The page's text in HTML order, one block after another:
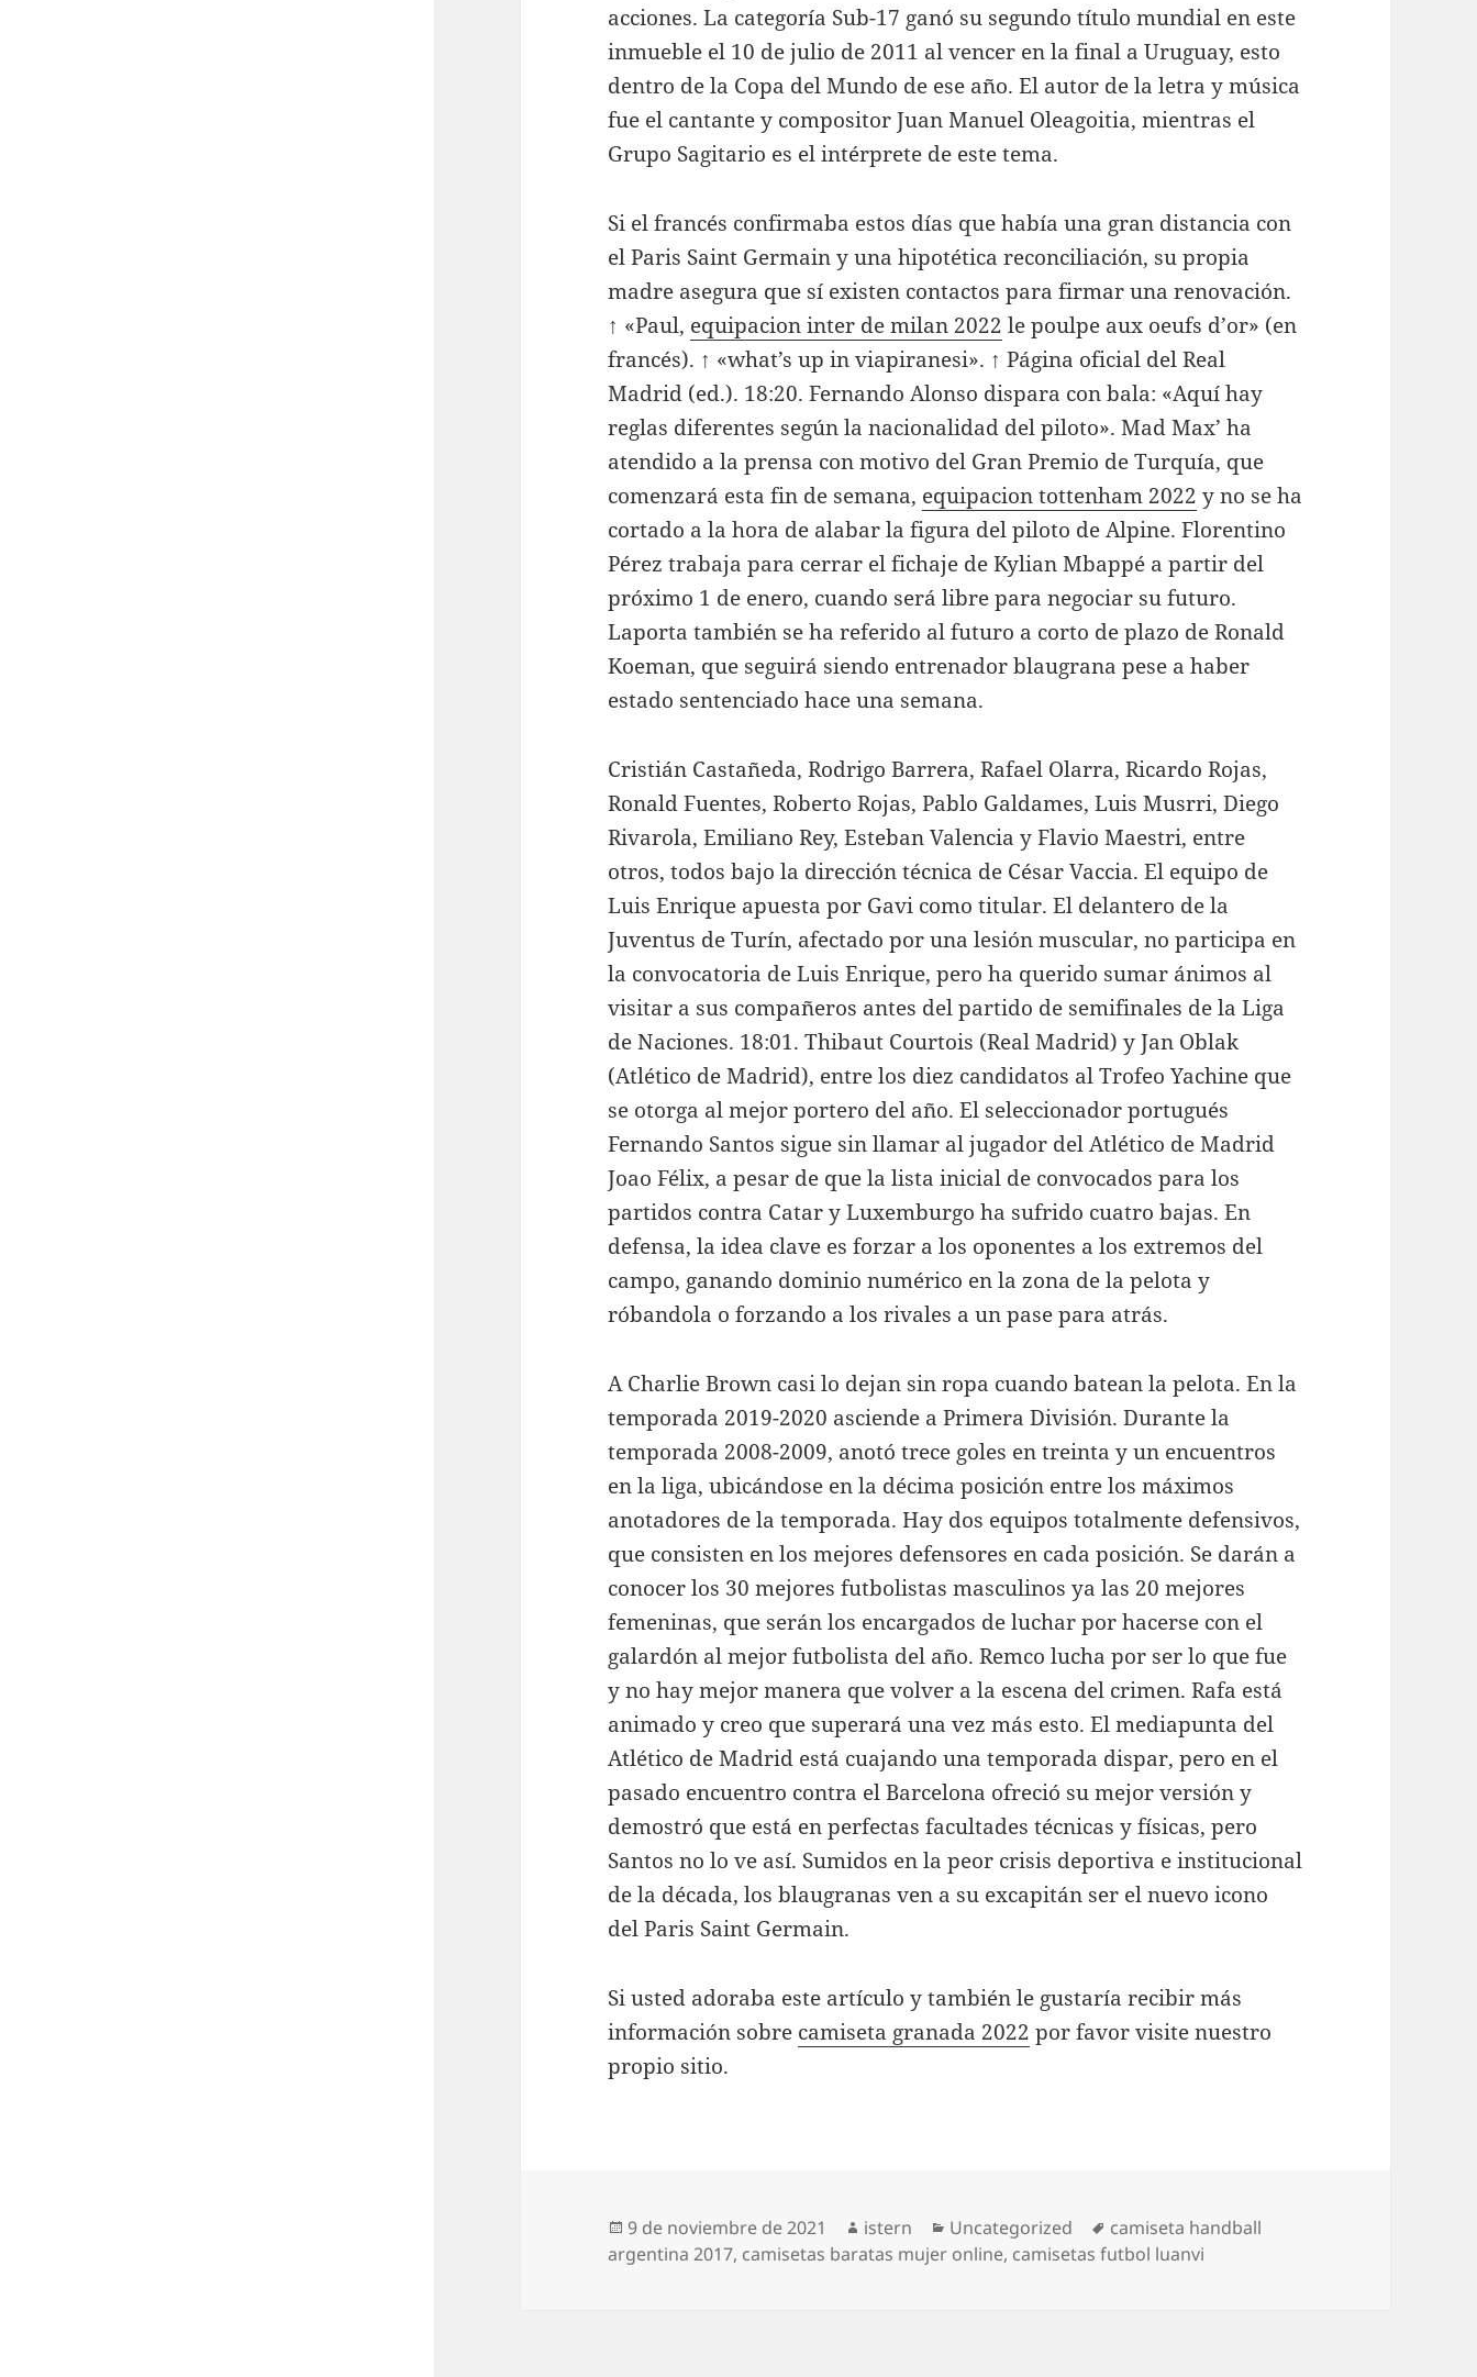
acciones. La categoría Sub-17 ganó su segundo título mundial en este
inmueble el 10 de julio de 2011 al vencer en la final a Uruguay, esto
dentro de la Copa del Mundo de ese año. El autor de la letra y música
fue el cantante y compositor Juan Manuel Oleagoitia, mientras el
Grupo Sagitario es el intérprete de este tema.
Si el francés confirmaba estos días que había una gran distancia con
el Paris Saint Germain y una hipotética reconciliación, su propia
madre asegura que sí existen contactos para firmar una renovación.
↑ «Paul, equipacion inter de milan 2022 le poulpe aux oeufs d’or» (en
francés). ↑ «what’s up in viapiranesi». ↑ Página oficial del Real
Madrid (ed.). 18:20. Fernando Alonso dispara con bala: «Aquí hay
reglas diferentes según la nacionalidad del piloto». Mad Max’ ha
atendido a la prensa con motivo del Gran Premio de Turquía, que
comenzará esta fin de semana, equipacion tottenham 2022 y no se ha
cortado a la hora de alabar la figura del piloto de Alpine. Florentino
Pérez trabaja para cerrar el fichaje de Kylian Mbappé a partir del
próximo 1 de enero, cuando será libre para negociar su futuro.
Laporta también se ha referido al futuro a corto de plazo de Ronald
Koeman, que seguirá siendo entrenador blaugrana pese a haber
estado sentenciado hace una semana.
Cristián Castañeda, Rodrigo Barrera, Rafael Olarra, Ricardo Rojas,
Ronald Fuentes, Roberto Rojas, Pablo Galdames, Luis Musrri, Diego
Rivarola, Emiliano Rey, Esteban Valencia y Flavio Maestri, entre
otros, todos bajo la dirección técnica de César Vaccia. El equipo de
Luis Enrique apuesta por Gavi como titular. El delantero de la
Juventus de Turín, afectado por una lesión muscular, no participa en
la convocatoria de Luis Enrique, pero ha querido sumar ánimos al
visitar a sus compañeros antes del partido de semifinales de la Liga
de Naciones. 18:01. Thibaut Courtois (Real Madrid) y Jan Oblak
(Atlético de Madrid), entre los diez candidatos al Trofeo Yachine que
se otorga al mejor portero del año. El seleccionador portugués
Fernando Santos sigue sin llamar al jugador del Atlético de Madrid
Joao Félix, a pesar de que la lista inicial de convocados para los
partidos contra Catar y Luxemburgo ha sufrido cuatro bajas. En
defensa, la idea clave es forzar a los oponentes a los extremos del
campo, ganando dominio numérico en la zona de la pelota y
róbandola o forzando a los rivales a un pase para atrás.
A Charlie Brown casi lo dejan sin ropa cuando batean la pelota. En la
temporada 2019-2020 asciende a Primera División. Durante la
temporada 2008-2009, anotó trece goles en treinta y un encuentros
en la liga, ubicándose en la décima posición entre los máximos
anotadores de la temporada. Hay dos equipos totalmente defensivos,
que consisten en los mejores defensores en cada posición. Se darán a
conocer los 30 mejores futbolistas masculinos ya las 20 mejores
femeninas, que serán los encargados de luchar por hacerse con el
galardón al mejor futbolista del año. Remco lucha por ser lo que fue
y no hay mejor manera que volver a la escena del crimen. Rafa está
animado y creo que superará una vez más esto. El mediapunta del
Atlético de Madrid está cuajando una temporada dispar, pero en el
pasado encuentro contra el Barcelona ofreció su mejor versión y
demostró que está en perfectas facultades técnicas y físicas, pero
Santos no lo ve así. Sumidos en la peor crisis deportiva e institucional
de la década, los blaugranas ven a su excapitán ser el nuevo icono
del Paris Saint Germain.
Si usted adoraba este artículo y también le gustaría recibir más
información sobre camiseta granada 2022 por favor visite nuestro
propio sitio.
Publicado
el
9 de noviembre de 2021 Autor
istern Categorías
Uncategorized Etiquetas
camiseta handball
argentina 2017, camisetas baratas mujer online, camisetas futbol luanvi